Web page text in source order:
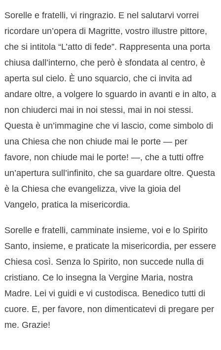
Sorelle e fratelli, vi ringrazio. E nel salutarvi vorrei
ricordare un’opera di Magritte, vostro illustre pittore,
che si intitola “L’atto di fede”. Rappresenta una porta
chiusa dall’interno, che però è sfondata al centro, è
aperta sul cielo. È uno squarcio, che ci invita ad
andare oltre, a volgere lo sguardo in avanti e in alto, a
non chiuderci mai in noi stessi, mai in noi stessi.
Questa è un’immagine che vi lascio, come simbolo di
una Chiesa che non chiude mai le porte — per
favore, non chiude mai le porte! —, che a tutti offre
un’apertura sull’infinito, che sa guardare oltre. Questa
è la Chiesa che evangelizza, vive la gioia del
Vangelo, pratica la misericordia.
Sorelle e fratelli, camminate insieme, voi e lo Spirito
Santo, insieme, e praticate la misericordia, per essere
Chiesa così. Senza lo Spirito, non succede nulla di
cristiano. Ce lo insegna la Vergine Maria, nostra
Madre. Lei vi guidi e vi custodisca. Benedico tutti di
cuore. E, per favore, non dimenticatevi di pregare per
me. Grazie!